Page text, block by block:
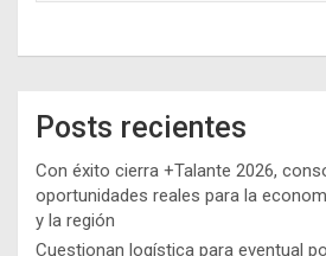
Posts recientes
Con éxito cierra +Talante 2026,
oportunidades reales para la
y la región
Cuestionan logística para eventual